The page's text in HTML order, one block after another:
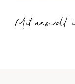
Mit uns voll